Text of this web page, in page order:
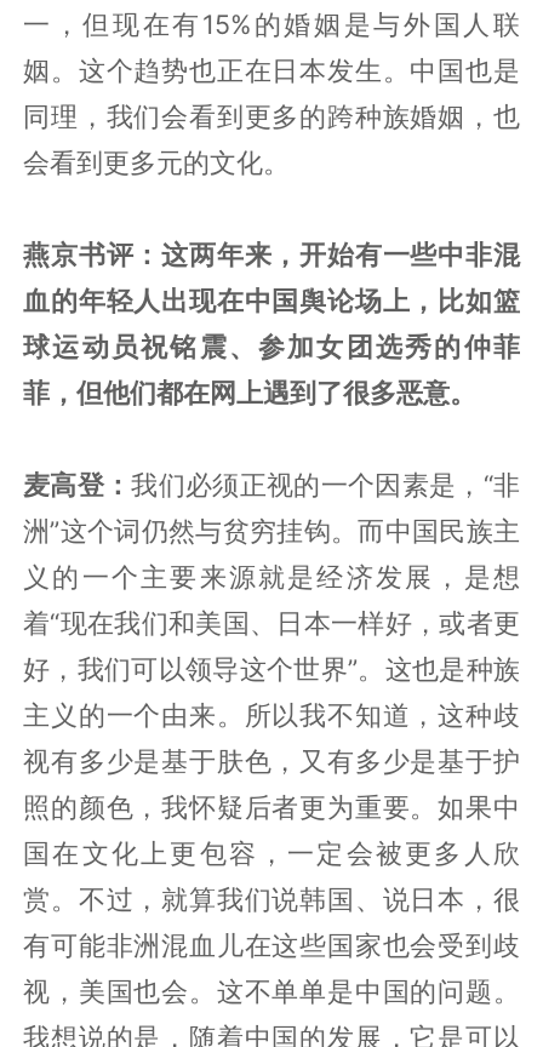
一，但现在有15%的婚姻是与外国人联
姻。这个趋势也正在日本发生。中国也是
同理，我们会看到更多的跨种族婚姻，也
会看到更多元的文化。
燕京书评：这两年来，开始有一些中非混
血的年轻人出现在中国舆论场上，比如篮
球运动员祝铭震、参加女团选秀的仲菲
菲，但他们都在网上遇到了很多恶意。
麦高登：我们必须正视的一个因素是，“非
洲”这个词仍然与贫穷挂钩。而中国民族主
义的一个主要来源就是经济发展，是想
着“现在我们和美国、日本一样好，或者更
好，我们可以领导这个世界”。这也是种族
主义的一个由来。所以我不知道，这种歧
视有多少是基于肤色，又有多少是基于护
照的颜色，我怀疑后者更为重要。如果中
国在文化上更包容，一定会被更多人欣
赏。不过，就算我们说韩国、说日本，很
有可能非洲混血儿在这些国家也会受到歧
视，美国也会。这不单单是中国的问题。
我想说的是，随着中国的发展，它是可以